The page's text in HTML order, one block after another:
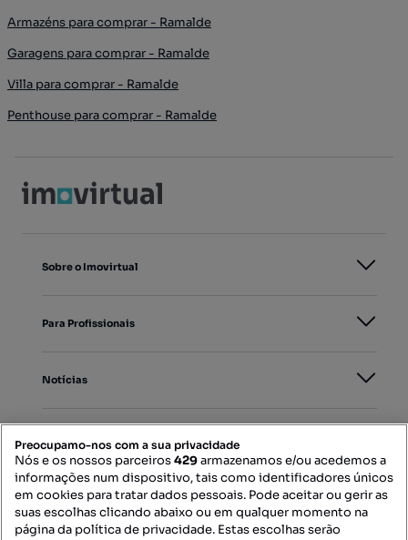
Armazéns para comprar - Ramalde
Garagens para comprar - Ramalde
Villa para comprar - Ramalde
Penthouse para comprar - Ramalde
Sobre o Imovirtual
Para Profissionais
Notícias
Mapa do Site
Preocupamo-nos com a sua privacidade
Nós e os nossos parceiros429armazenamos e/ou acedemos a
informações num dispositivo, tais como identificadores únicos
em cookies para tratar dados pessoais. Pode aceitar ou gerir as
suas escolhas clicando abaixo ou em qualquer momento na
página da política de privacidade. Estas escolhas serão